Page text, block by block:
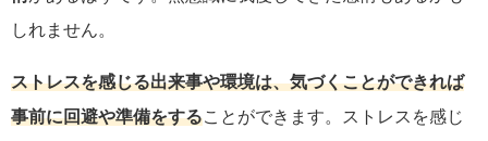
しれません。
ストレスを感じる出来事や環境は、気づくことができれば
事前に回避や準備をすることができます。ストレスを感じ